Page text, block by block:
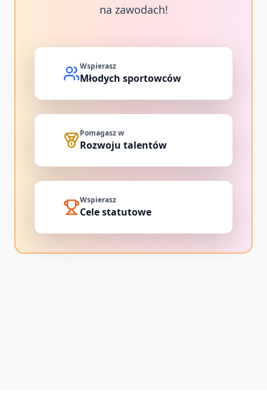
na zawodach!
Wspierasz
Młodych sportowców
Pomagasz w
Rozwoju talentów
Wspierasz
Cele statutowe